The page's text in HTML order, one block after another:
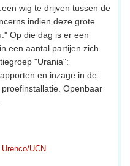
wig te drijven tussen de
indien deze grote
Op die dag is er een
een aantal partijen zich
"Urania":
en inzage in de
Openbaar
Urenco/UCN